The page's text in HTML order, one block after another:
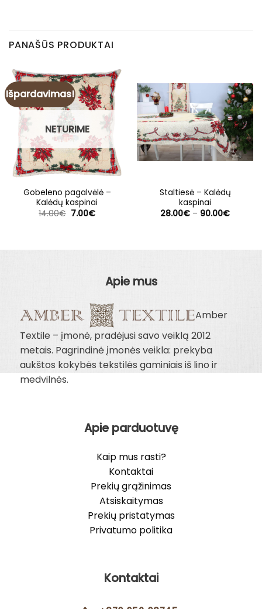
PANAŠŪS PRODUKTAI
Išpardavimas!
NETURIME
Gobeleno pagalvėlė –
Kalėdų kaspinai
14.00€ Original
7.00€Current
Staltiesė – Kalėdų
kaspinai
28.00€ – 90.00€Price
Apie mus
Amber
Textile – įmonė, pradėjusi savo veiklą 2012
metais. Pagrindinė įmonės veikla: prekyba
aukštos kokybės tekstilės gaminiais iš lino ir
medvilnės.
Apie parduotuvę
Kaip mus rasti?
Kontaktai
Prekių grąžinimas
Atsiskaitymas
Prekių pristatymas
Privatumo politika
Kontaktai